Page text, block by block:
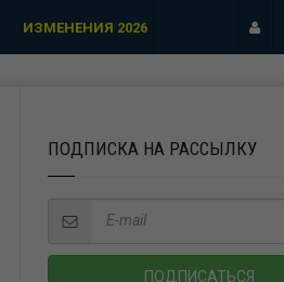
ИЗМЕНЕНИЯ 2026
ПОДПИСКА НА РАССЫЛКУ